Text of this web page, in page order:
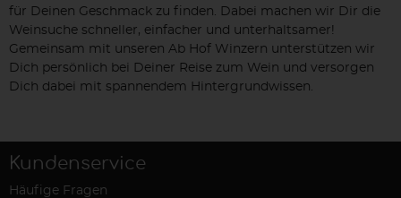
für Deinen Geschmack zu finden. Dabei machen wir Dir die
Weinsuche schneller, einfacher und unterhaltsamer!
Gemeinsam mit unseren Ab Hof Winzern unterstützen wir
Dich persönlich bei Deiner Reise zum Wein und versorgen
Dich dabei mit spannendem Hintergrundwissen.
Kundenservice
Häufige Fragen